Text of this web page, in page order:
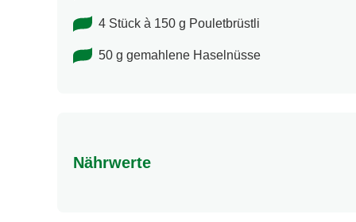
4 Stück à 150 g Pouletbrüstli
50 g gemahlene Haselnüsse
Nährwerte